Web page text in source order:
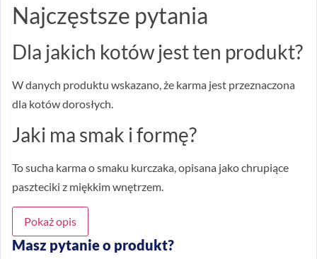
Najczęstsze pytania
Dla jakich kotów jest ten produkt?
W danych produktu wskazano, że karma jest przeznaczona
dla kotów dorosłych.
Jaki ma smak i formę?
To sucha karma o smaku kurczaka, opisana jako chrupiące
paszteciki z miękkim wnętrzem.
Pokaż opis
Masz pytanie o produkt?